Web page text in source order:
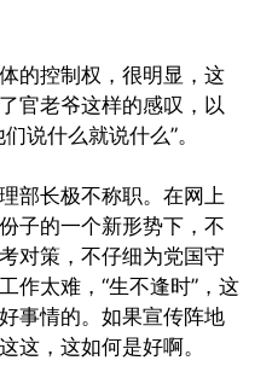
的控制权，很明显，这
官老爷这样的感叹，以
说什么就说什么”。
部长极不称职。在网上
子的一个新形势下，不
对策，不仔细为党国守
作太难，“生不逢时”，这
事情的。如果宣传阵地
这，这如何是好啊。